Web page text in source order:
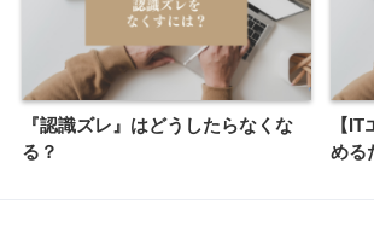
『認識ズレ』はどうしたらなくな
る？
【
める